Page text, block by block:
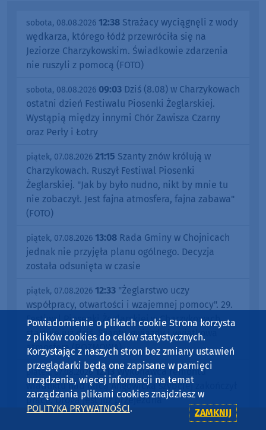
sobota, 08.08.2026 12:38 Strażacy wyciągnęli z wody
wędkarza, którego łódź przewróciła się na
Jeziorze Charzykowskim. Świadkowie zdarzenia
nie ruszyli z pomocą (FOTO)
sobota, 08.08.2026 09:03 Dziś (8.08) w Charzykowach
ostatni dzień Festiwalu Piosenki Żeglarskiej.
Wystąpią między innymi Chór Zawisza Czarny
oraz Perły i Łotry
piątek, 07.08.2026 21:15 Szanty znów królują w
Charzykowach. Ruszył Festiwal Piosenki
Żeglarskiej. "Jak by było nudno, nikt by mnie tu
nie zobaczył. Jest fajna atmosfera, fajna zabawa"
(FOTO)
piątek, 07.08.2026 13:08 Rada Gminy w Chojnicach
jednak nie przyjęła planu ogólnego. Decyzja
została odsunięta w czasie
piątek, 07.08.2026 12:33 "Żeglarstwo uczy
współpracy, otwartości i wzajemnej pomocy". 29.
Festiwal Piosenki Żeglarskiej w Charzykowach
startuje już dziś. Szanty, gwiazdy i wyjątkowa
atmosfera (ROZMOWA)
piątek, 07.08.2026 12:13Wykonawca remontu
wiaduktu nad ulicą Angowicką szybciej zakończył
prace. Droga jest już przejezdna
Władze gminy Chojnice
Powiadomienie o plikach cookie Strona korzysta
z plików cookies do celów statystycznych.
Korzystając z naszych stron bez zmiany ustawień
przeglądarki będą one zapisane w pamięci
urządzenia, więcej informacji na temat
zarządzania plikami cookies znajdziesz w
POLITYKA PRYWATNOŚCI. ZAMKNIJ